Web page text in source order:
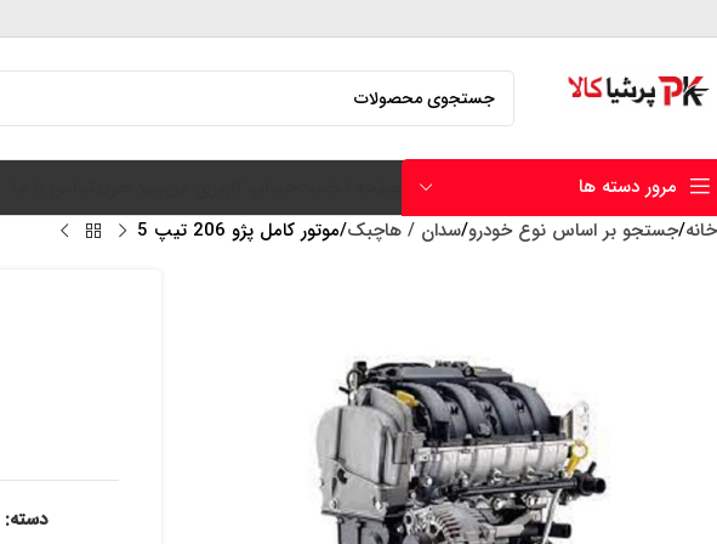
مرور دسته ها
خانه جستجو بر اساس نوع خودرو سدان / هاچبک موتور کامل پژو 206 تیپ 5
دسته: